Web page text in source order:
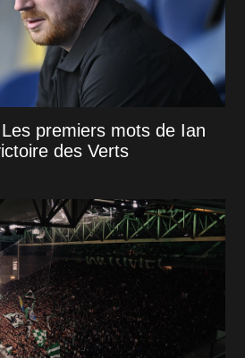
premiers mots de Ian
des Verts